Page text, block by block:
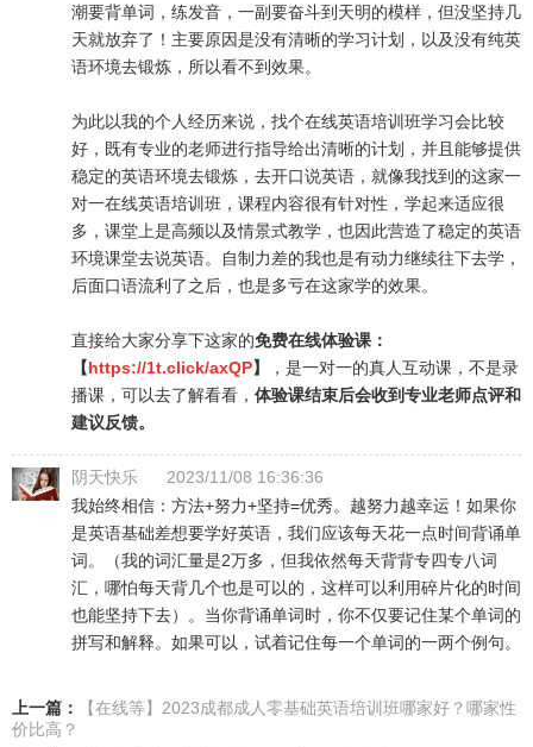
潮要背单词，练发音，一副要奋斗到天明的模样，但没坚持几
天就放弃了！主要原因是没有清晰的学习计划，以及没有纯英
语环境去锻炼，所以看不到效果。
为此以我的个人经历来说，找个在线英语培训班学习会比较
好，既有专业的老师进行指导给出清晰的计划，并且能够提供
稳定的英语环境去锻炼，去开口说英语，就像我找到的这家一
对一在线英语培训班，课程内容很有针对性，学起来适应很
多，课堂上是高频以及情景式教学，也因此营造了稳定的英语
环境课堂去说英语。自制力差的我也是有动力继续往下去学，
后面口语流利了之后，也是多亏在这家学的效果。
直接给大家分享下这家的免费在线体验课：
【https://1t.click/axQP】
，是一对一的真人互动课，不是录
播课，可以去了解看看， 体验课结束后会收到专业老师点评和
建议反馈。
阴天快乐
2023/11/08 16:36:36
我始终相信：方法+努力+坚持=优秀。越努力越幸运！如果你
是英语基础差想要学好英语，我们应该每天花一点时间背诵单
词。（我的词汇量是2万多，但我依然每天背背专四专八词
汇，哪怕每天背几个也是可以的，这样可以利用碎片化的时间
也能坚持下去）。当你背诵单词时，你不仅要记住某个单词的
拼写和解释。如果可以，试着记住每一个单词的一两个例句。
上一篇：
【在线等】2023成都成人零基础英语培训班哪家好？哪家性
价比高？